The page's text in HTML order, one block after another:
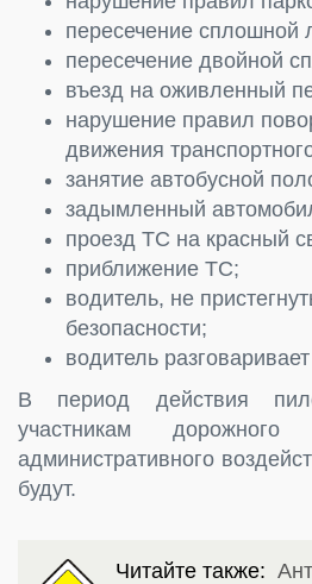
пересечение сплошной
пересечение двойной
въезд на оживленный
нарушение правил
движения
занятие автобусной
задымленный
проезд ТС на красный
приближение ТС;
водитель, не
безопасности;
водитель
В период действия
участникам
административного
будут.
Читайте также: